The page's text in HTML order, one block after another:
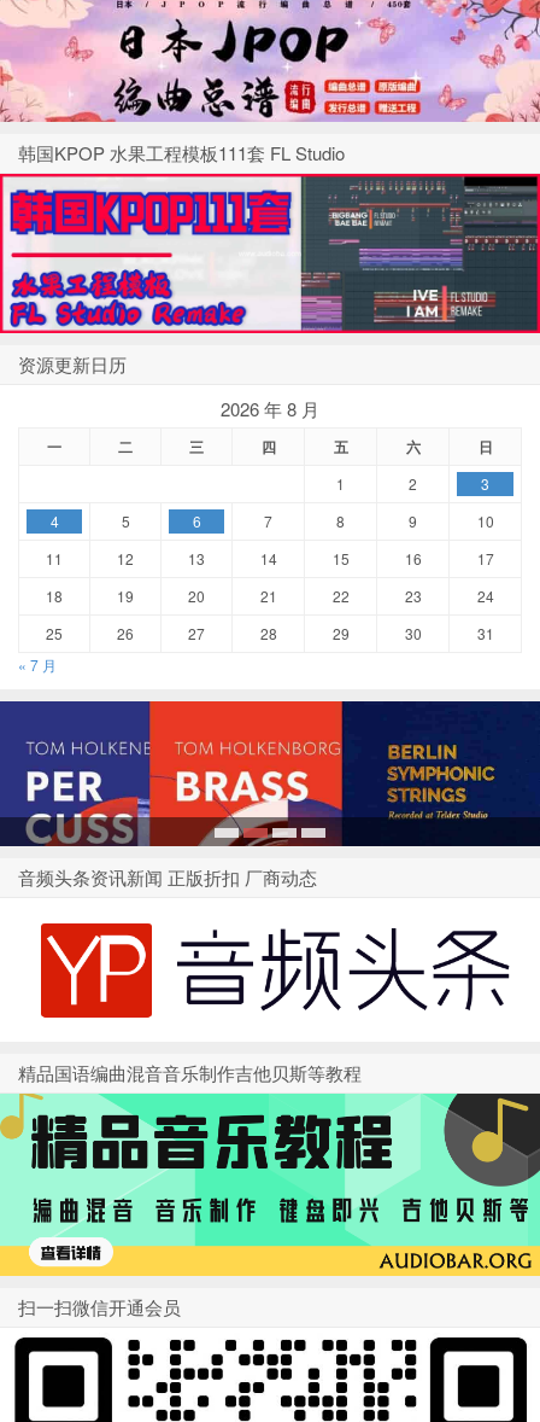
韩国KPOP 水果工程模板111套 FL Studio
资源更新日历
2026 年 8 月
一 二 三 四 五 六 日
1 2
3
4
5 6 7 8 9
10
11
12 13 14 15 16
17
18
19 20 21 22 23
24
25
26 27 28 29 30
31
« 7 月
音频头条资讯新闻 正版折扣 厂商动态
精品国语编曲混音音乐制作吉他贝斯等教程
扫一扫微信开通会员